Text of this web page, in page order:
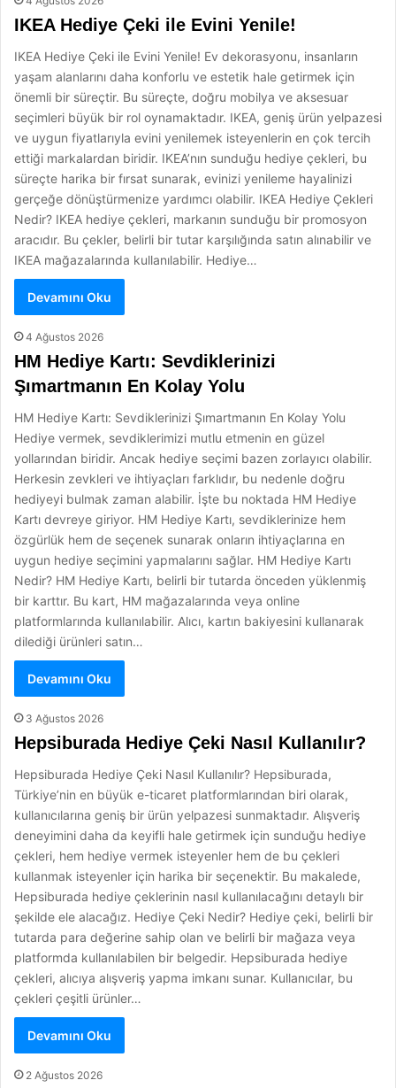
IKEA Hediye Çeki ile Evini Yenile!
IKEA Hediye Çeki ile Evini Yenile! Ev dekorasyonu, insanların
yaşam alanlarını daha konforlu ve estetik hale getirmek için
önemli bir süreçtir. Bu süreçte, doğru mobilya ve aksesuar
seçimleri büyük bir rol oynamaktadır. IKEA, geniş ürün yelpazesi
ve uygun fiyatlarıyla evini yenilemek isteyenlerin en çok tercih
ettiği markalardan biridir. IKEA’nın sunduğu hediye çekleri, bu
süreçte harika bir fırsat sunarak, evinizi yenileme hayalinizi
gerçeğe dönüştürmenize yardımcı olabilir. IKEA Hediye Çekleri
Nedir? IKEA hediye çekleri, markanın sunduğu bir promosyon
aracıdır. Bu çekler, belirli bir tutar karşılığında satın alınabilir ve
IKEA mağazalarında kullanılabilir. Hediye…
Devamını Oku
4 Ağustos 2026
HM Hediye Kartı: Sevdiklerinizi
Şımartmanın En Kolay Yolu
HM Hediye Kartı: Sevdiklerinizi Şımartmanın En Kolay Yolu
Hediye vermek, sevdiklerimizi mutlu etmenin en güzel
yollarından biridir. Ancak hediye seçimi bazen zorlayıcı olabilir.
Herkesin zevkleri ve ihtiyaçları farklıdır, bu nedenle doğru
hediyeyi bulmak zaman alabilir. İşte bu noktada HM Hediye
Kartı devreye giriyor. HM Hediye Kartı, sevdiklerinize hem
özgürlük hem de seçenek sunarak onların ihtiyaçlarına en
uygun hediye seçimini yapmalarını sağlar. HM Hediye Kartı
Nedir? HM Hediye Kartı, belirli bir tutarda önceden yüklenmiş
bir karttır. Bu kart, HM mağazalarında veya online
platformlarında kullanılabilir. Alıcı, kartın bakiyesini kullanarak
dilediği ürünleri satın…
Devamını Oku
3 Ağustos 2026
Hepsiburada Hediye Çeki Nasıl Kullanılır?
Hepsiburada Hediye Çeki Nasıl Kullanılır? Hepsiburada,
Türkiye’nin en büyük e-ticaret platformlarından biri olarak,
kullanıcılarına geniş bir ürün yelpazesi sunmaktadır. Alışveriş
deneyimini daha da keyifli hale getirmek için sunduğu hediye
çekleri, hem hediye vermek isteyenler hem de bu çekleri
kullanmak isteyenler için harika bir seçenektir. Bu makalede,
Hepsiburada hediye çeklerinin nasıl kullanılacağını detaylı bir
şekilde ele alacağız. Hediye Çeki Nedir? Hediye çeki, belirli bir
tutarda para değerine sahip olan ve belirli bir mağaza veya
platformda kullanılabilen bir belgedir. Hepsiburada hediye
çekleri, alıcıya alışveriş yapma imkanı sunar. Kullanıcılar, bu
çekleri çeşitli ürünler…
Devamını Oku
2 Ağustos 2026